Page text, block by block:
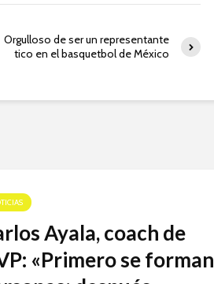
Orgulloso de ser un representante
tico en el basquetbol de México
Ayala, coach de
«Primero se forman